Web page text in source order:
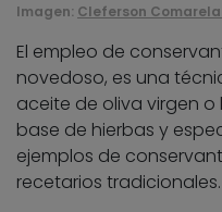
Imagen: Cleferson
El empleo de
novedoso, es una
aceite de oliva virgen
base de hierbas y
ejemplos de
recetarios tradicionales.